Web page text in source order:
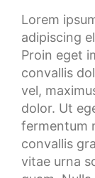
Lorem
adipiscing
Proin eget
convallis
vel,
dolor. Ut
fermentum
convallis
vitae urna